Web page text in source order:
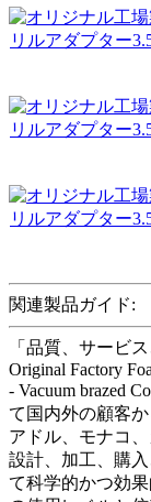
関連製品ガイド:
「品質、サービ
Original Factory
- Vacuum brazed
て国内外の顧客
アドル、モナコ
設計、加工、購
て科学的かつ効